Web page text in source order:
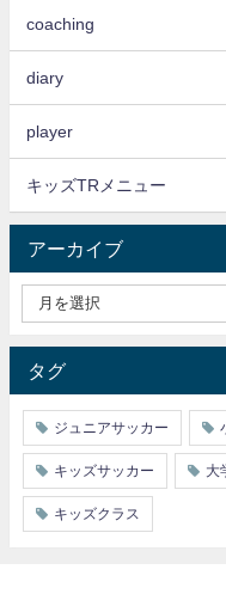
coaching
diary
player
キッズTRメニュー
アーカイブ
タグ
ジュニアサッカー
キッズサッカー 大
キッズクラス